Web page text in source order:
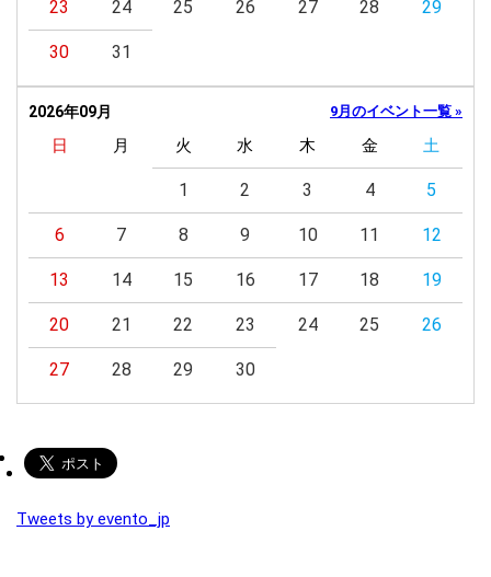
23 24 25 26 27 28 29
30 31
2026年09月 9月のイベント一覧 »
日 月 火 水 木 金 土
1 2 3 4 5
6 7 8 9 10 11 12
13 14 15 16 17 18 19
20 21 22 23 24 25 26
27 28 29 30
Tweets by evento_jp